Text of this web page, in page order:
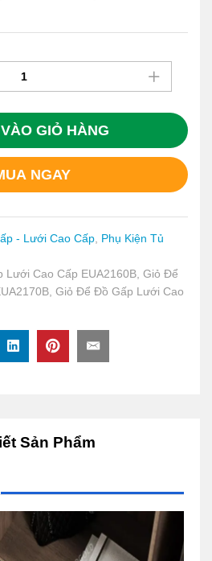
GIỎ HÀNG
NGAY
- Lưới Cao Cấp, Phụ Kiện Tủ
Lưới Cao Cấp EUA2160B, Giỏ Để
, Giỏ Để Đồ Gấp Lưới Cao
Sản Phẩm